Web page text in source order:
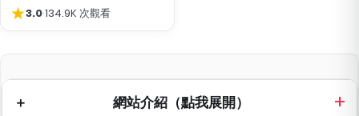
★3.0·134.9K 次觀看
網站介紹（點我展開）